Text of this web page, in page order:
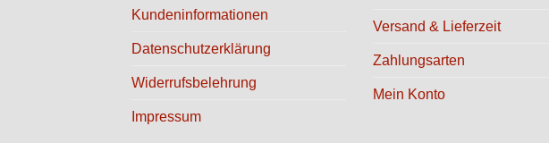
Kundeninformationen
Datenschutzerklärung
Widerrufsbelehrung
Impressum
Versand & Lieferzeit
Zahlungsarten
Mein Konto